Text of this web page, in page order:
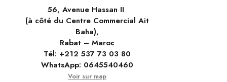
56, Avenue Hassan II
(à côté du Centre Commercial Ait
Baha),
Rabat – Maroc
Tél: +212 537 73 03 80
WhatsApp: 0645540460
Voir sur map